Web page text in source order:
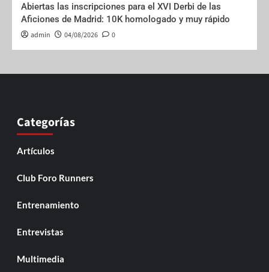
Abiertas las inscripciones para el XVI Derbi de las
Aficiones de Madrid: 10K homologado y muy rápido
admin 04/08/2026 0
Categorías
Artículos
Club Foro Runners
Entrenamiento
Entrevistas
Multimedia